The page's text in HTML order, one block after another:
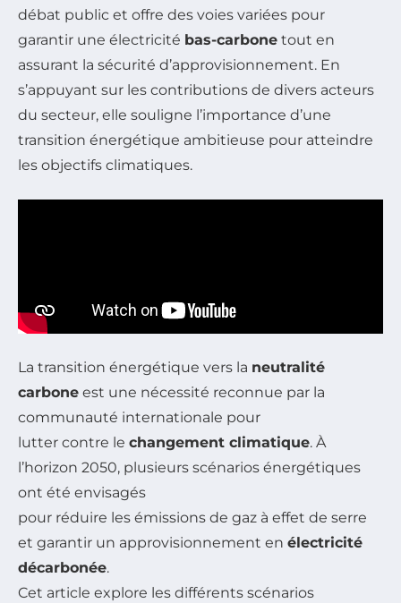
débat public et offre des voies variées pour
garantir une électricité bas-carbone tout en
assurant la sécurité d’approvisionnement. En
s’appuyant sur les contributions de divers acteurs
du secteur, elle souligne l’importance d’une
transition énergétique ambitieuse pour atteindre
les objectifs climatiques.
La transition énergétique vers la neutralité
carbone est une nécessité reconnue par la
communauté internationale pour
lutter contre le changement climatique. À
l’horizon 2050, plusieurs scénarios énergétiques
ont été envisagés
pour réduire les émissions de gaz à effet de serre
et garantir un approvisionnement en électricité
décarbonée.
Cet article explore les différents scénarios